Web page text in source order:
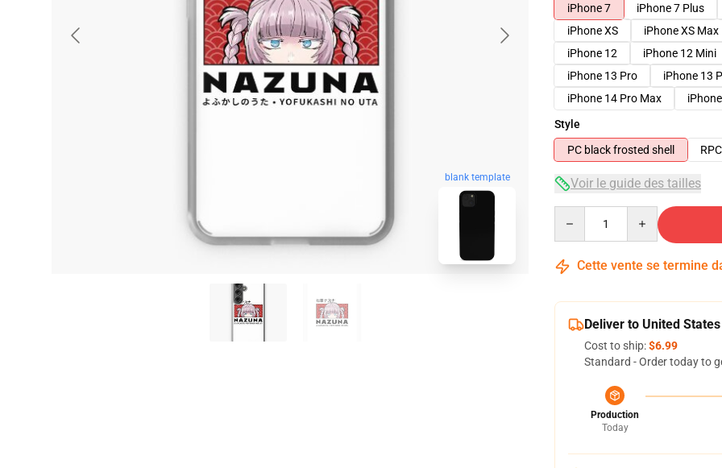
blank template
iPhone 7
iPhone 7 Plus
iPhone XS
iPhone XS Max
iPhone 12
iPhone 12 Mini
iPhone 13 Pro
iPhone 13
iPhone 14 Pro Max
Style
PC black frosted shell
Voir le guide des tailles
Cette vente se termine
Deliver to United States
Cost to ship:$6.99
Standard - Order today to
Production
Today